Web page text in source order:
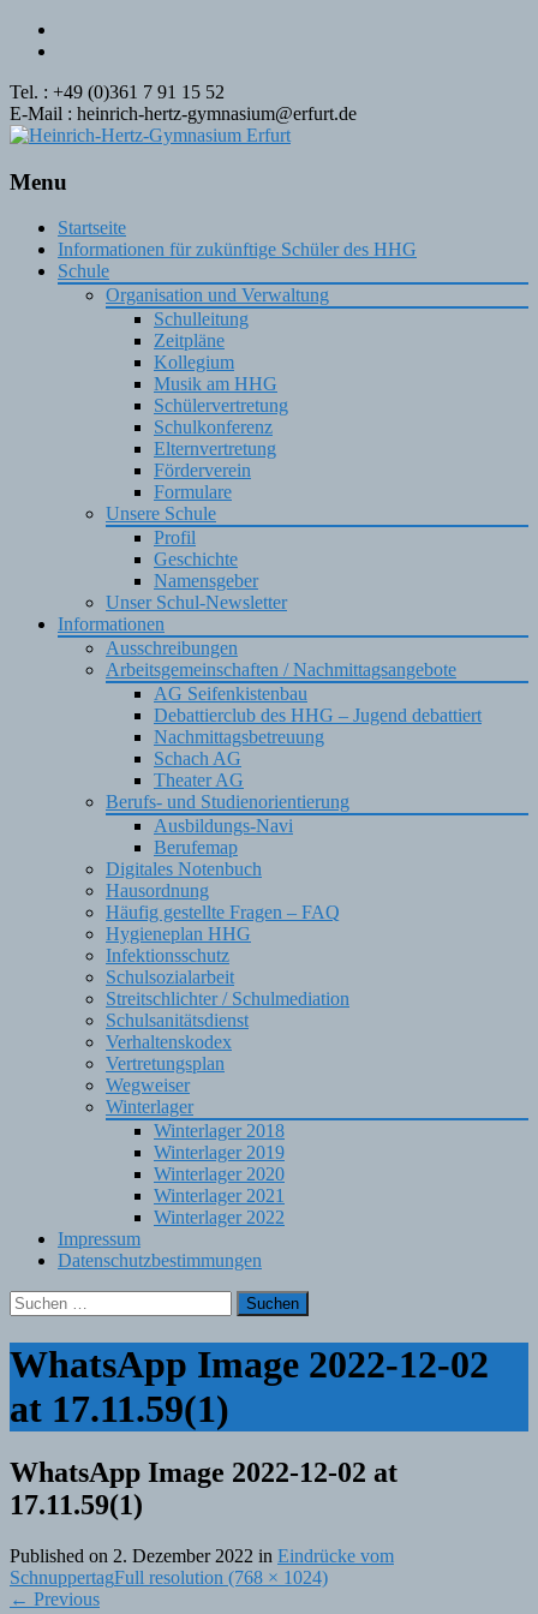
Tel. : +49 (0)361 7 91 15 52
E-Mail : heinrich-hertz-gymnasium@erfurt.de
Menu
Skip
content
Startseite
Informationen für zukünftige Schüler des HHG
Schule
Organisation und Verwaltung
Schulleitung
Zeitpläne
Kollegium
Musik am HHG
Schülervertretung
Schulkonferenz
Elternvertretung
Förderverein
Formulare
Unsere Schule
Profil
Geschichte
Namensgeber
Unser Schul-Newsletter
Informationen
Ausschreibungen
Arbeitsgemeinschaften / Nachmittagsangebote
AG Seifenkistenbau
Debattierclub des HHG – Jugend debattiert
Nachmittagsbetreuung
Schach AG
Theater AG
Berufs- und Studienorientierung
Ausbildungs-Navi
Berufemap
Digitales Notenbuch
Hausordnung
Häufig gestellte Fragen – FAQ
Hygieneplan HHG
Infektionsschutz
Schulsozialarbeit
Streitschlichter / Schulmediation
Schulsanitätsdienst
Verhaltenskodex
Vertretungsplan
Wegweiser
Winterlager
Winterlager 2018
Winterlager 2019
Winterlager 2020
Winterlager 2021
Winterlager 2022
Impressum
Datenschutzbestimmungen
Suchen
nach:
WhatsApp Image 2022-12-02
at 17.11.59(1)
WhatsApp Image 2022-12-02 at
17.11.59(1)
Published on 2. Dezember 2022 in Eindrücke vom
SchnuppertagFull resolution (768 × 1024)
← Previous